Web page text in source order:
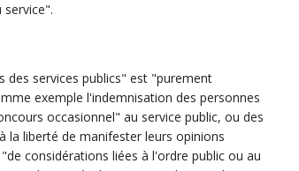
des services publics" est "purement
exemple l'indemnisation des personnes
occasionnel" au service public, ou des
la liberté de manifester leurs opinions
considérations liées à l'ordre public ou au